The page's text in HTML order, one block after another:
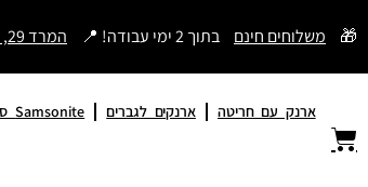
דילוג
🎁 משלוחים חינם בתוך 2 ימי עבודה! 📍 המרד 29, תל אביב
ארנק עם חריטה ארנקים לגברים Samsonite סמסונייט